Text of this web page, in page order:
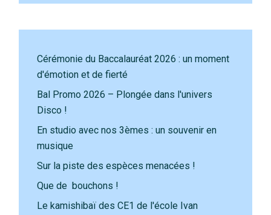
Cérémonie du Baccalauréat 2026 : un moment
d'émotion et de fierté
Bal Promo 2026 – Plongée dans l'univers
Disco !
En studio avec nos 3èmes : un souvenir en
musique
Sur la piste des espèces menacées !
Que de bouchons !
Le kamishibaï des CE1 de l'école Ivan